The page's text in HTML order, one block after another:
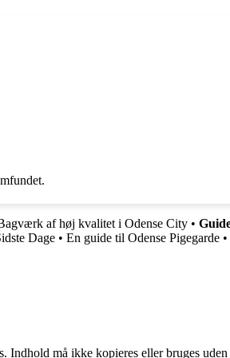
af høj kvalitet i Odense City •
Dage • En guide til Odense Pigegarde •
må ikke kopieres eller bruges uden